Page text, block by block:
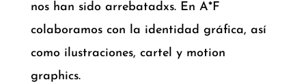
nos han sido arrebatadxs. En A*F
colaboramos con la identidad gráfica, así
como ilustraciones, cartel y motion
graphics.